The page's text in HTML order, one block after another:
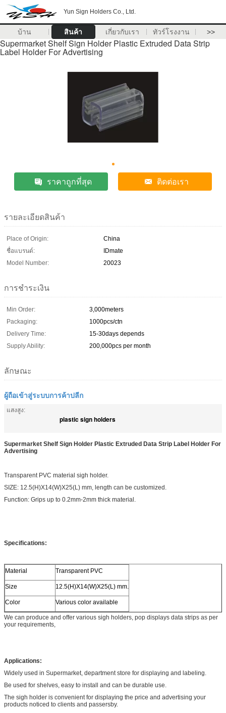
Yun Sign Holders Co., Ltd.
บ้าน สินค้า เกี่ยวกับเรา ทัวร์โรงงาน >>
Supermarket Shelf Sign Holder Plastic Extruded Data Strip
Label Holder For Advertising
ราคาถูกที่สุด ติดต่อเรา
รายละเอียดสินค้า
Place of Origin:
China
ชื่อแบรนด์:
IDmate
Model Number:
20023
การชำระเงิน
Min Order:
3,000meters
Packaging:
1000pcs/ctn
Delivery Time:
15-30days depends
Supply Ability:
200,000pcs per month
ลักษณะ
ผู้ถือเข้าสู่ระบบการค้าปลีก
แสงสูง:
plastic sign holders
Supermarket Shelf Sign Holder Plastic Extruded Data Strip Label Holder For
Advertising
Transparent PVC material sigh holder.
SIZE: 12.5(H)X14(W)X25(L) mm, length can be customized.
Function: Grips up to 0.2mm-2mm thick material.
Specifications:
Material Transparent PVC
Size 12.5(H)X14(W)X25(L) mm.
Color Various color available
We can produce and offer various sigh holders, pop displays data strips as per
your requirements,
Applications:
Widely used in Supermarket, department store for displaying and labeling.
Be used for shelves, easy to install and can be durable use.
The sigh holder is convenient for displaying the price and advertising your
products noticed to clients and passersby.